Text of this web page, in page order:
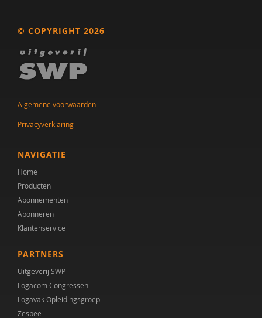
© COPYRIGHT 2026
Algemene voorwaarden
Privacyverklaring
NAVIGATIE
Home
Producten
Abonnementen
Abonneren
Klantenservice
PARTNERS
Uitgeverij SWP
Logacom Congressen
Logavak Opleidingsgroep
Zesbee